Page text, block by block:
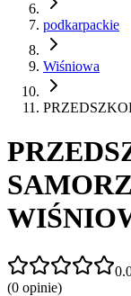
podkarpackie
Wiśniowa
(0 opinie)